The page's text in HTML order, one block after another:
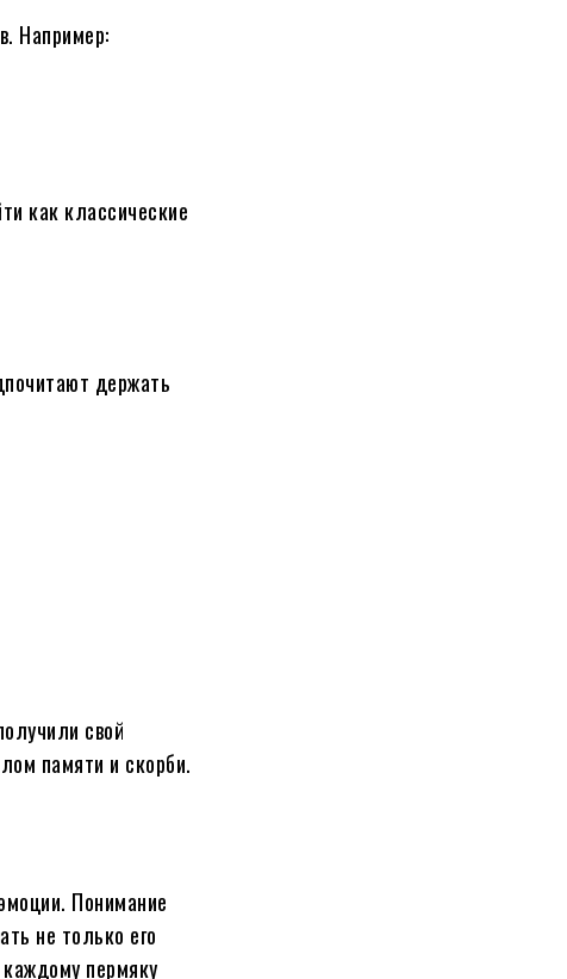
Например:
как классические
держать
свой
памяти и скорби.
Понимание
не только его
пермяку